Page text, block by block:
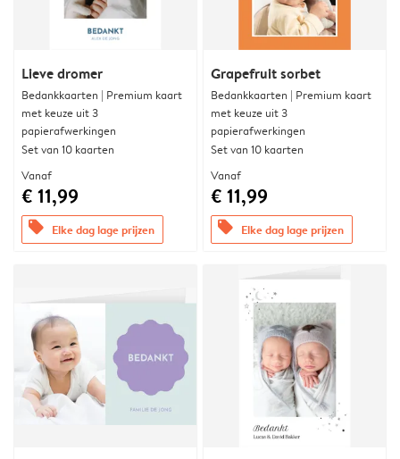
Lieve dromer
Bedankkaarten | Premium kaart
met keuze uit 3
papierafwerkingen
Set van 10 kaarten
Vanaf
€ 11,99
offers Elke dag lage prijzen
Grapefruit sorbet
Bedankkaarten | Premium kaart
met keuze uit 3
papierafwerkingen
Set van 10 kaarten
Vanaf
€ 11,99
offers Elke dag lage prijzen